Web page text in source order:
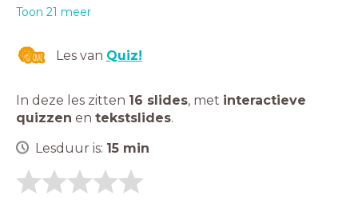
Toon 21 meer
Les van Quiz!
In deze les zitten 16 slides, met interactieve
quizzen en tekstslides.
Lesduur is: 15 min